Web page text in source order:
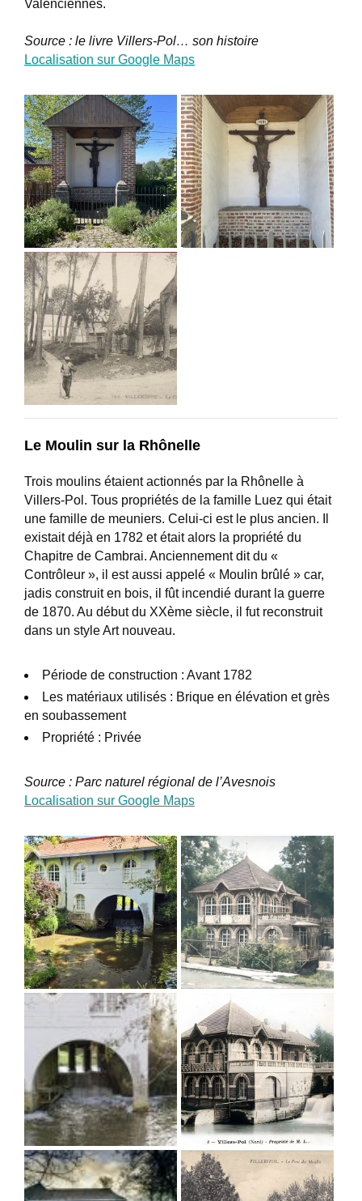
Valenciennes.
Source : le livre Villers-Pol… son histoire
Localisation sur Google Maps
Le Moulin sur la Rhônelle
Trois moulins étaient actionnés par la Rhônelle à
Villers-Pol. Tous propriétés de la famille Luez qui était
une famille de meuniers. Celui-ci est le plus ancien. Il
existait déjà en 1782 et était alors la propriété du
Chapitre de Cambrai. Anciennement dit du «
Contrôleur », il est aussi appelé « Moulin brûlé » car,
jadis construit en bois, il fût incendié durant la guerre
de 1870. Au début du XXème siècle, il fut reconstruit
dans un style Art nouveau.
Période de construction : Avant 1782
Les matériaux utilisés : Brique en élévation et grès
en soubassement
Propriété : Privée
Source : Parc naturel régional de l’Avesnois
Localisation sur Google Maps